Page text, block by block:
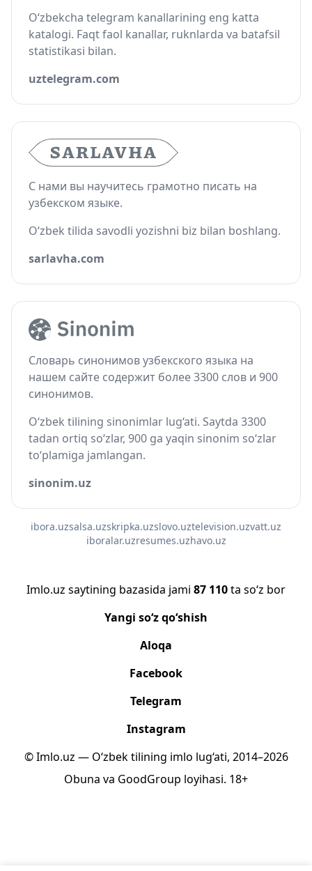
O‘zbekcha telegram kanallarining eng katta
katalogi. Faqt faol kanallar, ruknlarda va batafsil
statistikasi bilan.
uztelegram.com
С нами вы научитесь грамотно писать на
узбекском языке.
O‘zbek tilida savodli yozishni biz bilan boshlang.
sarlavha.com
Словарь синонимов узбекского языка на
нашем сайте содержит более 3300 слов и 900
синонимов.
O‘zbek tilining sinonimlar lug‘ati. Saytda 3300
tadan ortiq so‘zlar, 900 ga yaqin sinonim so‘zlar
to‘plamiga jamlangan.
sinonim.uz
ibora.uzsalsa.uzskripka.uzslovo.uztelevision.uzvatt.uz
iboralar.uzresumes.uzhavo.uz
Imlo.uz saytining bazasida jami 87 110ta so‘z bor
Yangi so‘z qo‘shish
Aloqa
Facebook
Telegram
Instagram
© Imlo.uz — O‘zbek tilining imlo lug‘ati, 2014–2026
Obuna va GoodGroup loyihasi. 18+